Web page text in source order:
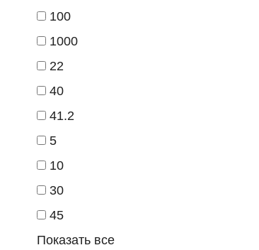
100
1000
22
40
41.2
5
10
30
45
Показать все